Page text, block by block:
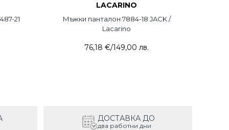
21
LACARINO
Мъжки панталон 7884-18 JACK /
Lacarino
76,18 €/149,00 лв.
ДОСТАВКА ДО
два работни дни